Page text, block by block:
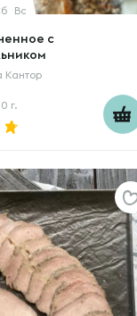
Вс
с
Кантор
г.